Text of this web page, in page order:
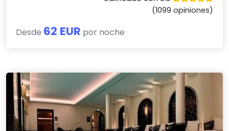
(1099 opiniones)
Desde 62 EUR por noche